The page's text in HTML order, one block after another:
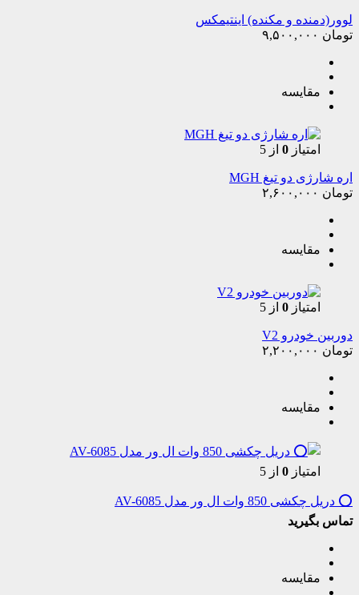
لوور(دمنده و مکنده) اینتیمکس
تومان
مقایسه
امتیاز 0 از 5
اره شارژی دو تیغ MGH
تومان
مقایسه
امتیاز 0 از 5
دوربین خودرو V2
تومان
مقایسه
امتیاز 0 از 5
⭕️ دریل چکشی 850 وات ال ور مدل AV-6085
تماس بگیرید
مقایسه